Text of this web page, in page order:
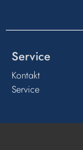
Service
Kontakt
Service